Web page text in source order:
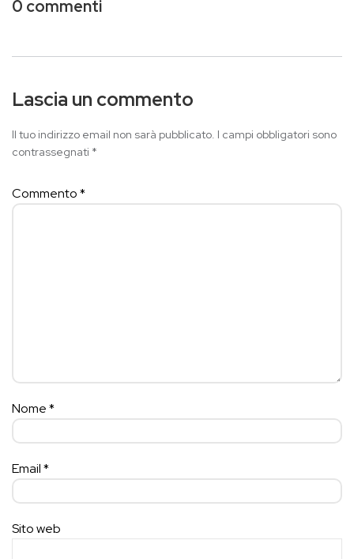
0 commenti
Lascia un commento
Il tuo indirizzo email non sarà pubblicato. I campi obbligatori sono
contrassegnati *
Commento*
Nome*
Email*
Sito web